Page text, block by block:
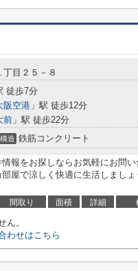
丁目２５－８
徒歩7分
阪空港 」駅 徒歩12分
前 」駅 徒歩22分
構造 鉄筋コンクリート
報をお探しならお気軽にお問い
屋で涼しく快適に生活しましょ
間取り 面積 詳細
ん。
わせはこちら